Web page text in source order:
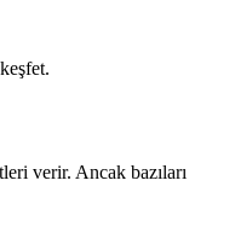
verir. Ancak bazıları